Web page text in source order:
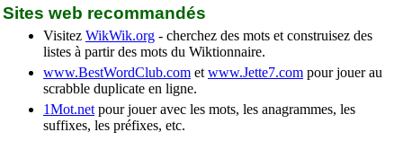
Sites web recommandés
Visitez WikWik.org - cherchez des mots et construisez des
listes à partir des mots du Wiktionnaire.
www.BestWordClub.com et www.Jette7.com pour jouer au
scrabble duplicate en ligne.
1Mot.net pour jouer avec les mots, les anagrammes, les
suffixes, les préfixes, etc.